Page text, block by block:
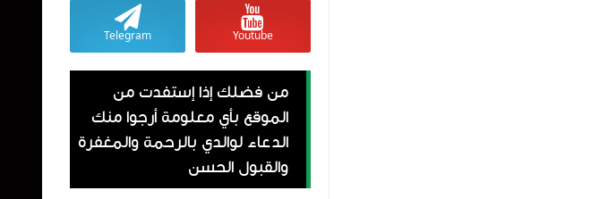
Youtube
Telegram
من فضلك إذا إستفدت من
الموقع بأي معلومة أرجوا منك
الدعاء لوالدي بالرحمة والمغفرة
والقبول الحسن